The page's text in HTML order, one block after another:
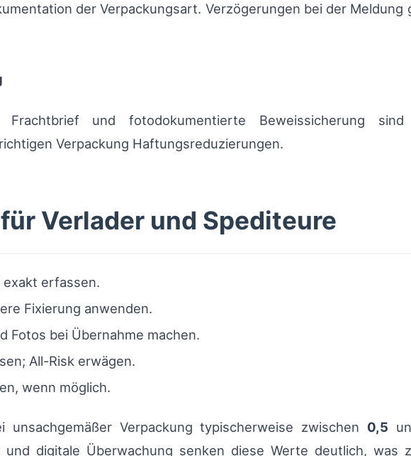
der Verpackungsart. Verzögerungen bei der Meldung
und fotodokumentierte Beweissicherung sind
Verpackung Haftungsreduzierungen.
Verlader und Spediteure
exakt erfassen.
Fixierung anwenden.
Fotos bei Übernahme machen.
All-Risk erwägen.
wenn möglich.
Verpackung typischerweise zwischen 0,5
und digitale Überwachung senken diese Werte deutlich, was